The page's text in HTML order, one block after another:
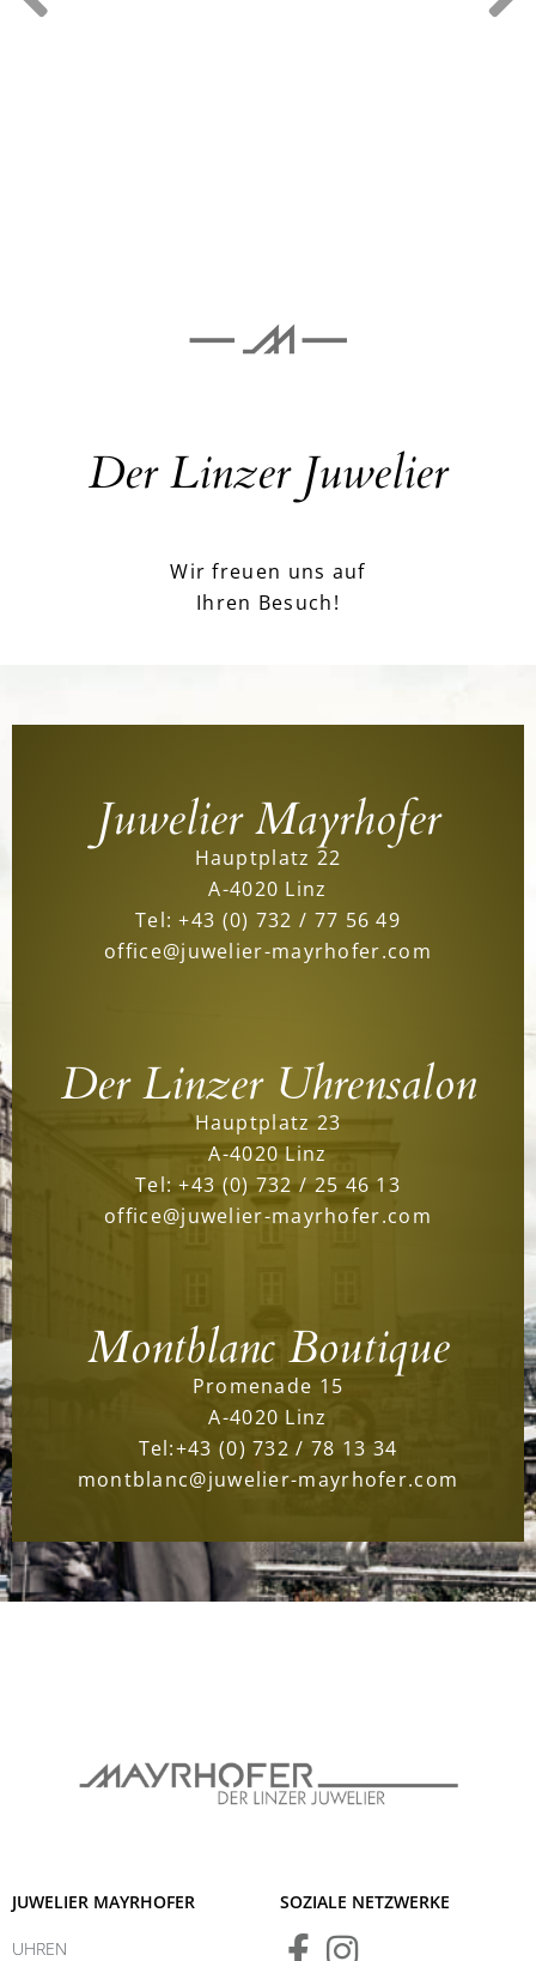
Der Linzer Juwelier
Wir freuen uns auf
Ihren Besuch!
Juwelier Mayrhofer
Hauptplatz 22
A-4020 Linz
Tel:+43 (0) 732 / 77 56 49
office@juwelier-mayrhofer.com
Der Linzer Uhrensalon
Hauptplatz 23
A-4020 Linz
Tel:+43 (0) 732 / 25 46 13
office@juwelier-mayrhofer.com
Montblanc Boutique
Promenade 15
A-4020 Linz
Tel:+43 (0) 732 / 78 13 34
montblanc@juwelier-mayrhofer.com
JUWELIER MAYRHOFER
UHREN
SOZIALE NETZWERKE